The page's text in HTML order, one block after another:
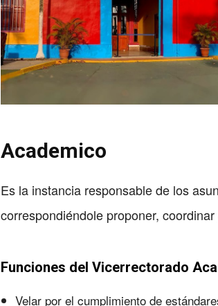
Academico
Es la instancia responsable de los
correspondiéndole proponer,
Funciones del Vicerrectorado
Velar por el cumplimiento de